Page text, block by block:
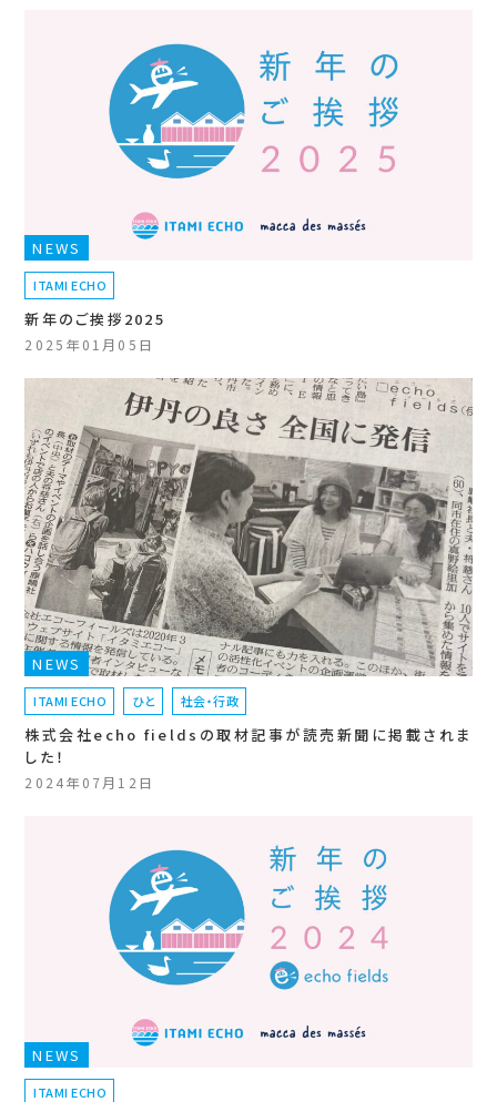
NEWS
ITAMI ECHO
新年のご挨拶2025
2025年01月05日
NEWS
ITAMI ECHO ひと 社会・行政
株式会社echo fieldsの取材記事が読売新聞に掲載されま
した！
2024年07月12日
NEWS
ITAMI ECHO